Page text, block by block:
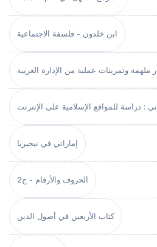
ابن خلدون - فلسفة الاجتماعية
ملهمة وتمرينات عملية من الإدارة الغربية
: دراسة للمواقع الإسلامية على الإنترنت
إماراتي في نيجيريا
الحروف والأرقام - ج2
كتاب الأربعين في أصول الدين